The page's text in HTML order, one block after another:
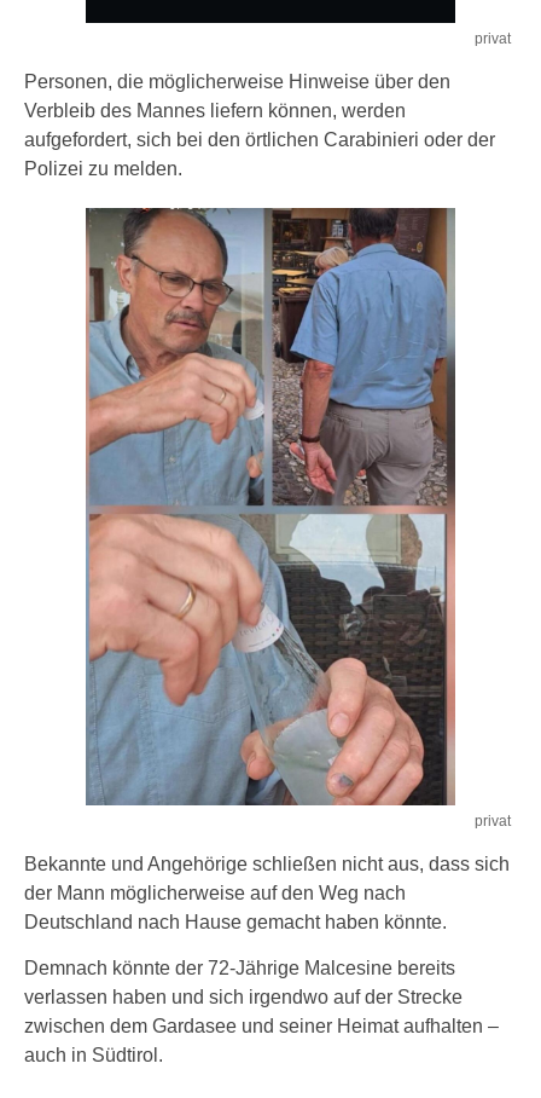
privat
Personen, die möglicherweise Hinweise über den
Verbleib des Mannes liefern können, werden
aufgefordert, sich bei den örtlichen Carabinieri oder der
Polizei zu melden.
privat
Bekannte und Angehörige schließen nicht aus, dass sich
der Mann möglicherweise auf den Weg nach
Deutschland nach Hause gemacht haben könnte.
Demnach könnte der 72-Jährige Malcesine bereits
verlassen haben und sich irgendwo auf der Strecke
zwischen dem Gardasee und seiner Heimat aufhalten –
auch in Südtirol.